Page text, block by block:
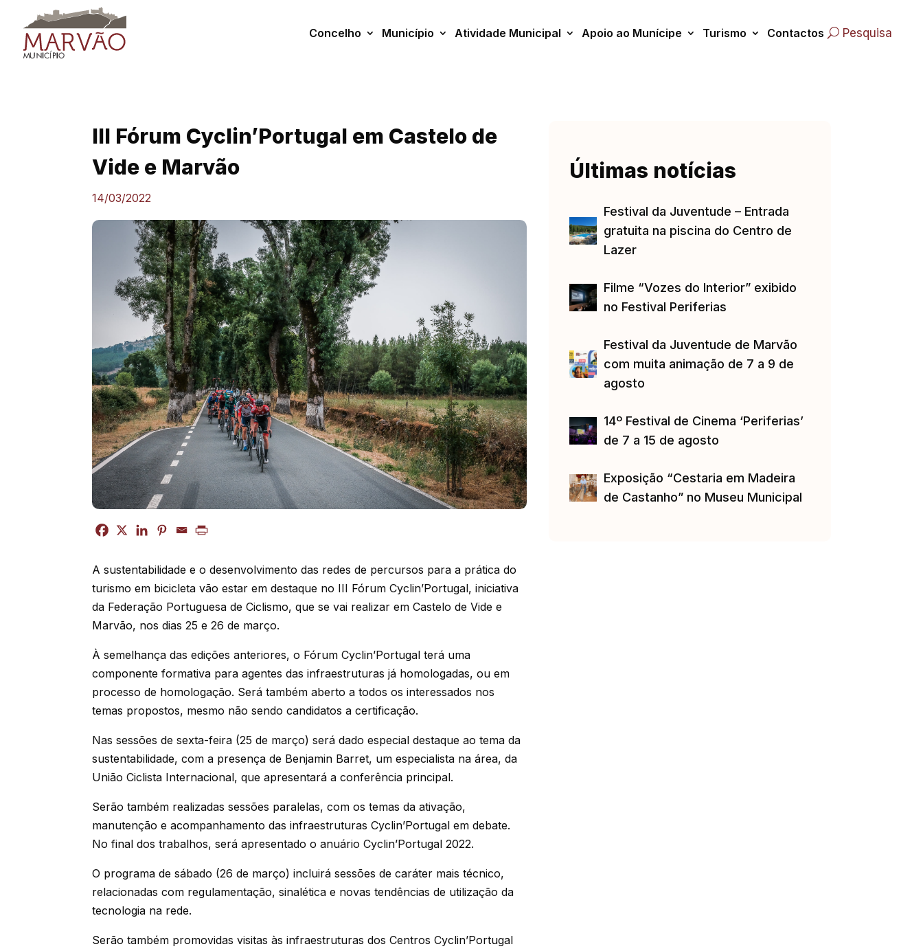
content
Concelho Município Atividade Municipal Apoio ao Munícipe Turismo Contactos Pesquisa
III Fórum Cyclin’Portugal em Castelo de
Vide e Marvão
14/03/2022
A sustentabilidade e o desenvolvimento das redes de percursos para a prática do
turismo em bicicleta vão estar em destaque no III Fórum Cyclin’Portugal, iniciativa
da Federação Portuguesa de Ciclismo, que se vai realizar em Castelo de Vide e
Marvão, nos dias 25 e 26 de março.
À semelhança das edições anteriores, o Fórum Cyclin’Portugal terá uma
componente formativa para agentes das infraestruturas já homologadas, ou em
processo de homologação. Será também aberto a todos os interessados nos
temas propostos, mesmo não sendo candidatos a certificação.
Nas sessões de sexta-feira (25 de março) será dado especial destaque ao tema da
sustentabilidade, com a presença de Benjamin Barret, um especialista na área, da
União Ciclista Internacional, que apresentará a conferência principal.
Serão também realizadas sessões paralelas, com os temas da ativação,
manutenção e acompanhamento das infraestruturas Cyclin’Portugal em debate.
No final dos trabalhos, será apresentado o anuário Cyclin’Portugal 2022.
O programa de sábado (26 de março) incluirá sessões de caráter mais técnico,
relacionadas com regulamentação, sinalética e novas tendências de utilização da
tecnologia na rede.
Serão também promovidas visitas às infraestruturas dos Centros Cyclin’Portugal
Últimas notícias
Festival da Juventude – Entrada
gratuita na piscina do Centro de
Lazer
Filme “Vozes do Interior” exibido
no Festival Periferias
Festival da Juventude de Marvão
com muita animação de 7 a 9 de
agosto
14º Festival de Cinema ‘Periferias’
de 7 a 15 de agosto
Exposição “Cestaria em Madeira
de Castanho” no Museu Municipal